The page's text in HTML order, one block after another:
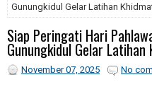
Gunungkidul Gelar Latihan
Siap Peringati Hari
Gunungkidul Gelar Latihan
November 07, 2025 No